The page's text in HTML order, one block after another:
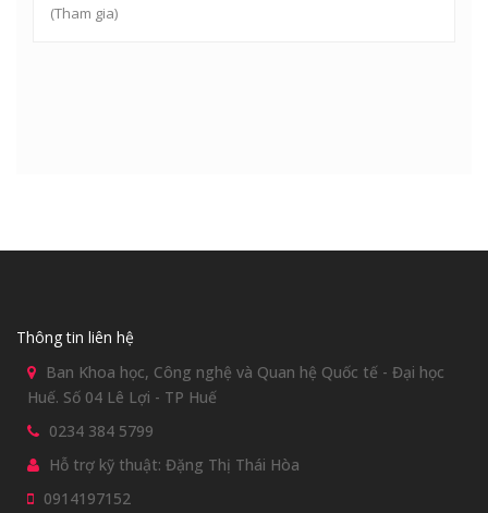
(Tham gia)
Thông tin liên hệ
Ban Khoa học, Công nghệ và Quan hệ Quốc tế - Đại học
Huế. Số 04 Lê Lợi - TP Huế
0234 384 5799
Hỗ trợ kỹ thuật: Đặng Thị Thái Hòa
0914197152